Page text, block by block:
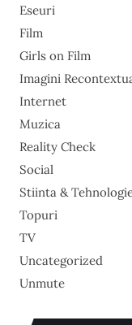
Eseuri
Film
Girls on Film
Imagini
Internet
Muzica
Reality Check
Social
Stiinta &
Topuri
TV
Uncategorized
Unmute